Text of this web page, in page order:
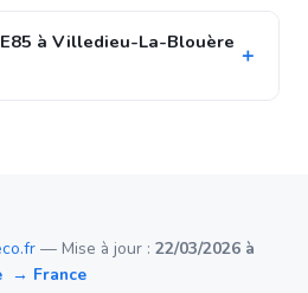
à Villedieu-La-Blouère
— Mise à jour : 22/03/2026 à
→ France